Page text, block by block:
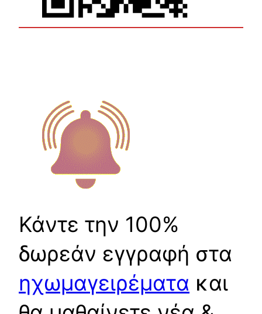
Κάντε την 100%
δωρεάν εγγραφή στα
ηχωμαγειρέματα και